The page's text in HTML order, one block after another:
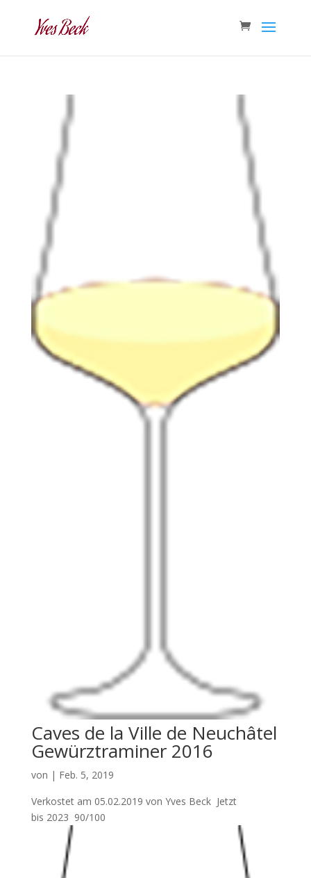
Caves de la Ville de Neuchâtel
Gewürztraminer 2016
von | Feb. 5, 2019
Verkostet am 05.02.2019 von Yves Beck Jetzt
bis 2023 90/100